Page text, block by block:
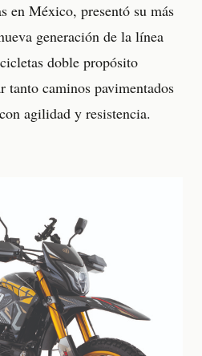
en México, presentó su más
generación de la línea
doble propósito
tanto caminos pavimentados
agilidad y resistencia.